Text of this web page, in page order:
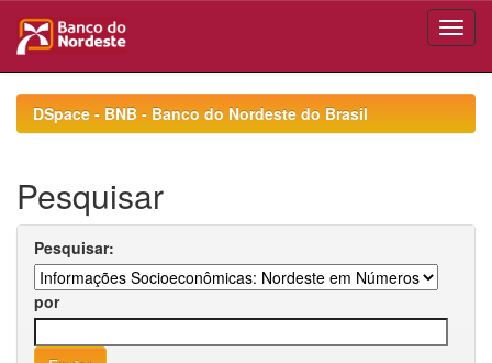
navigationDSpace - BNB - Banco do Nordeste do Brasil
Pesquisar
Pesquisar:
por